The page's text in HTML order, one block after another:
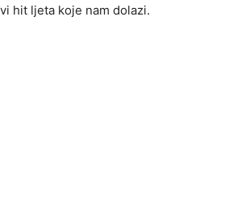
hit ljeta koje nam dolazi.